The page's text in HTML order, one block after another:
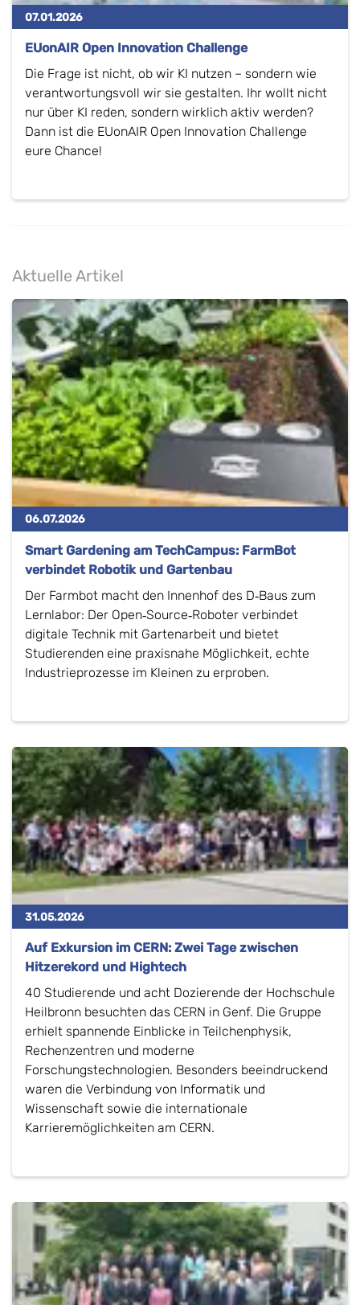
07.01.2026
EUonAIR Open Innovation Challenge
Die Frage ist nicht, ob wir KI nutzen – sondern wie
verantwortungsvoll wir sie gestalten. Ihr wollt nicht
nur über KI reden, sondern wirklich aktiv werden?
Dann ist die EUonAIR Open Innovation Challenge
eure Chance!
Aktuelle Artikel
06.07.2026
Smart Gardening am TechCampus: FarmBot
verbindet Robotik und Gartenbau
Der Farmbot macht den Innenhof des D‑Baus zum
Lernlabor: Der Open‑Source‑Roboter verbindet
digitale Technik mit Gartenarbeit und bietet
Studierenden eine praxisnahe Möglichkeit, echte
Industrieprozesse im Kleinen zu erproben.
31.05.2026
Auf Exkursion im CERN: Zwei Tage zwischen
Hitzerekord und Hightech
40 Studierende und acht Dozierende der Hochschule
Heilbronn besuchten das CERN in Genf. Die Gruppe
erhielt spannende Einblicke in Teilchenphysik,
Rechenzentren und moderne
Forschungstechnologien. Besonders beeindruckend
waren die Verbindung von Informatik und
Wissenschaft sowie die internationale
Karrieremöglichkeiten am CERN.